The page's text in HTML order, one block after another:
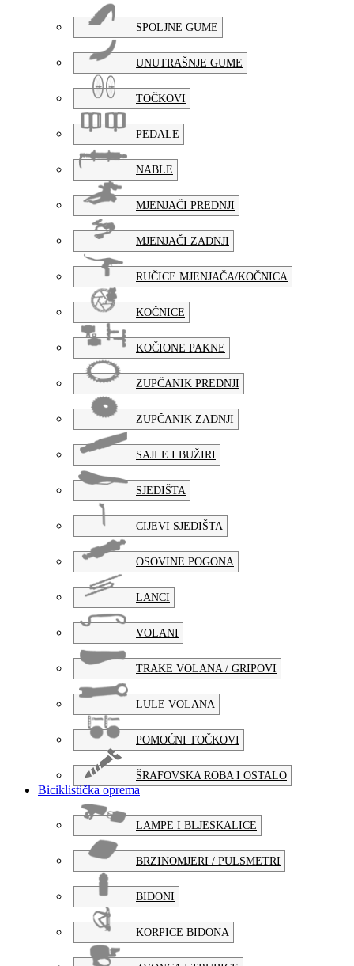
SPOLJNE GUME
UNUTRAŠNJE GUME
TOČKOVI
PEDALE
NABLE
MJENJAČI PREDNJI
MJENJAČI ZADNJI
RUČICE MJENJAČA/KOČNICA
KOČNICE
KOČIONE PAKNE
ZUPČANIK PREDNJI
ZUPČANIK ZADNJI
SAJLE I BUŽIRI
SJEDIŠTA
CIJEVI SJEDIŠTA
OSOVINE POGONA
LANCI
VOLANI
TRAKE VOLANA / GRIPOVI
LULE VOLANA
POMOĆNI TOČKOVI
ŠRAFOVSKA ROBA I OSTALO
Biciklistička oprema
LAMPE I BLJESKALICE
BRZINOMJERI / PULSMETRI
BIDONI
KORPICE BIDONA